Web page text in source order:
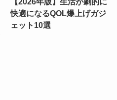
快適になるQOL爆上げガジ
ェット10選